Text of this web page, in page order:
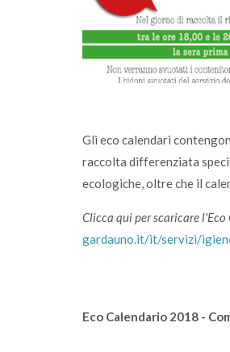
Gli eco calendari
raccolta differenziata
ecologiche, oltre che il
Clicca qui per scaricare
gardauno.it/it/servizi/
Eco Calendario 2018 -